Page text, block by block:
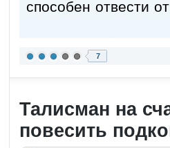
способен отвести
7
Талисман на
повесить